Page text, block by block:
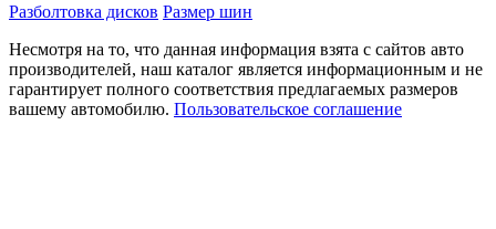
Разболтовка дисков Размер шин
Несмотря на то, что данная информация взята с сайтов авто
производителей, наш каталог является информационным и не
гарантирует полного соответствия предлагаемых размеров
вашему автомобилю. Пользовательское соглашение